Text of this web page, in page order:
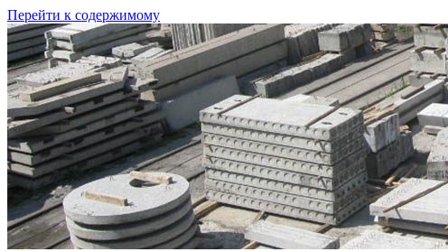
Перейти к содержимому